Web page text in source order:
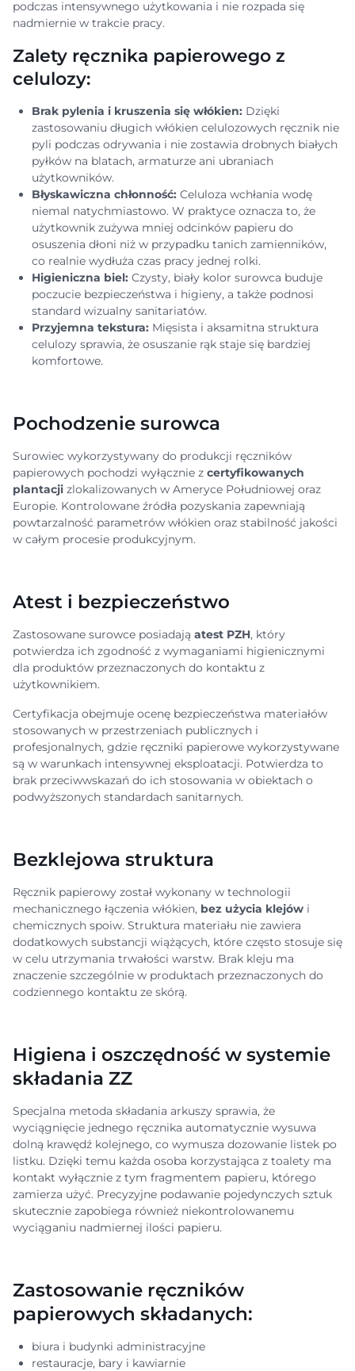
podczas intensywnego użytkowania i nie rozpada się
nadmiernie w trakcie pracy.
Zalety ręcznika papierowego z
celulozy:
Brak pylenia i kruszenia się włókien: Dzięki
zastosowaniu długich włókien celulozowych ręcznik nie
pyli podczas odrywania i nie zostawia drobnych białych
pyłków na blatach, armaturze ani ubraniach
użytkowników.
Błyskawiczna chłonność: Celuloza wchłania wodę
niemal natychmiastowo. W praktyce oznacza to, że
użytkownik zużywa mniej odcinków papieru do
osuszenia dłoni niż w przypadku tanich zamienników,
co realnie wydłuża czas pracy jednej rolki.
Higieniczna biel: Czysty, biały kolor surowca buduje
poczucie bezpieczeństwa i higieny, a także podnosi
standard wizualny sanitariatów.
Przyjemna tekstura: Mięsista i aksamitna struktura
celulozy sprawia, że osuszanie rąk staje się bardziej
komfortowe.
Pochodzenie surowca
Surowiec wykorzystywany do produkcji ręczników
papierowych pochodzi wyłącznie z certyfikowanych
plantacji zlokalizowanych w Ameryce Południowej oraz
Europie. Kontrolowane źródła pozyskania zapewniają
powtarzalność parametrów włókien oraz stabilność jakości
w całym procesie produkcyjnym.
Atest i bezpieczeństwo
Zastosowane surowce posiadają atest PZH, który
potwierdza ich zgodność z wymaganiami higienicznymi
dla produktów przeznaczonych do kontaktu z
użytkownikiem.
Certyfikacja obejmuje ocenę bezpieczeństwa materiałów
stosowanych w przestrzeniach publicznych i
profesjonalnych, gdzie ręczniki papierowe wykorzystywane
są w warunkach intensywnej eksploatacji. Potwierdza to
brak przeciwwskazań do ich stosowania w obiektach o
podwyższonych standardach sanitarnych.
Bezklejowa struktura
Ręcznik papierowy został wykonany w technologii
mechanicznego łączenia włókien, bez użycia klejów i
chemicznych spoiw. Struktura materiału nie zawiera
dodatkowych substancji wiążących, które często stosuje się
w celu utrzymania trwałości warstw. Brak kleju ma
znaczenie szczególnie w produktach przeznaczonych do
codziennego kontaktu ze skórą.
Higiena i oszczędność w systemie
składania ZZ
Specjalna metoda składania arkuszy sprawia, że
wyciągnięcie jednego ręcznika automatycznie wysuwa
dolną krawędź kolejnego, co wymusza dozowanie listek po
listku. Dzięki temu każda osoba korzystająca z toalety ma
kontakt wyłącznie z tym fragmentem papieru, którego
zamierza użyć. Precyzyjne podawanie pojedynczych sztuk
skutecznie zapobiega również niekontrolowanemu
wyciąganiu nadmiernej ilości papieru.
Zastosowanie ręczników
papierowych składanych:
biura i budynki administracyjne
restauracje, bary i kawiarnie